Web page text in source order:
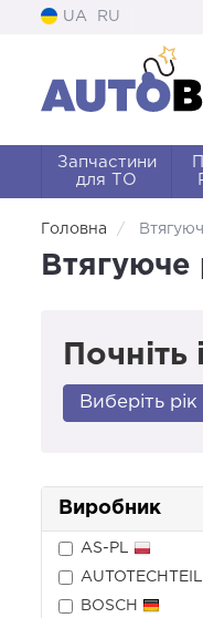
UA RU
Запчастини
для ТО
Головна
Втягуюче
Почніть
Виберіть рік
Виробник
AS-PL
BOSCH